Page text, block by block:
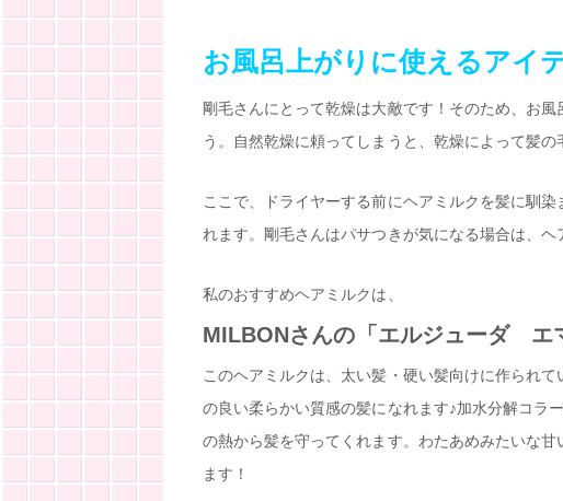
お風呂上がりに使えるアイ
剛毛さんにとって乾燥は大敵です！そのため、お
う。自然乾燥に頼ってしまうと、乾燥によって髪の
ここで、ドライヤーする前にヘアミルクを髪に馴
れます。剛毛さんはパサつきが気になる場合は、
私のおすすめヘアミルクは、
MILBONさんの「エルジューダ エ
このヘアミルクは、太い髪・硬い髪向けに作られ
の良い柔らかい質感の髪になれます♪加水分解コラ
の熱から髪を守ってくれます。わたあめみたいな
ます！